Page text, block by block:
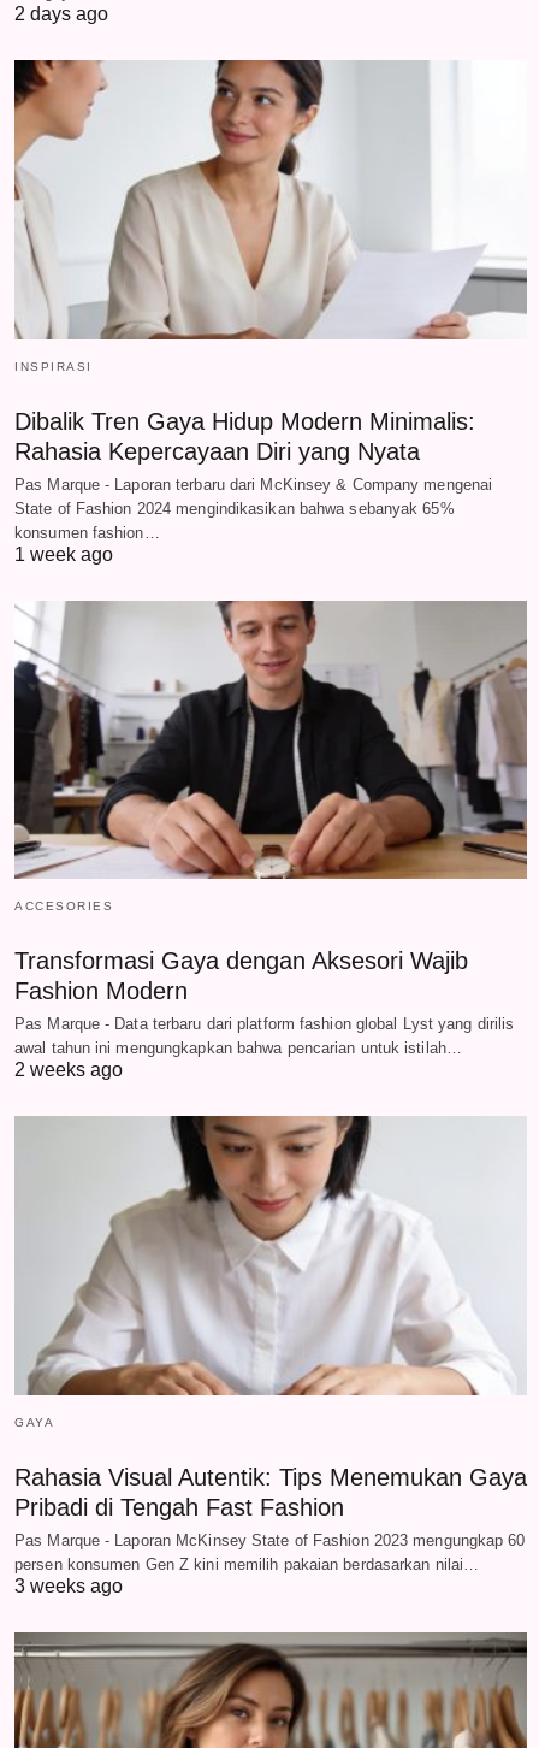
2 days ago
INSPIRASI
Dibalik Tren Gaya Hidup Modern Minimalis:
Rahasia Kepercayaan Diri yang Nyata
Pas Marque - Laporan terbaru dari McKinsey & Company mengenai
State of Fashion 2024 mengindikasikan bahwa sebanyak 65%
konsumen fashion…
1 week ago
ACCESORIES
Transformasi Gaya dengan Aksesori Wajib
Fashion Modern
Pas Marque - Data terbaru dari platform fashion global Lyst yang dirilis
awal tahun ini mengungkapkan bahwa pencarian untuk istilah…
2 weeks ago
GAYA
Rahasia Visual Autentik: Tips Menemukan Gaya
Pribadi di Tengah Fast Fashion
Pas Marque - Laporan McKinsey State of Fashion 2023 mengungkap 60
persen konsumen Gen Z kini memilih pakaian berdasarkan nilai…
3 weeks ago